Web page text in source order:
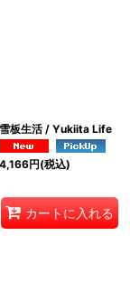
雪板生活 / Yukiita Life
4,166円(税込)
カートに入れる